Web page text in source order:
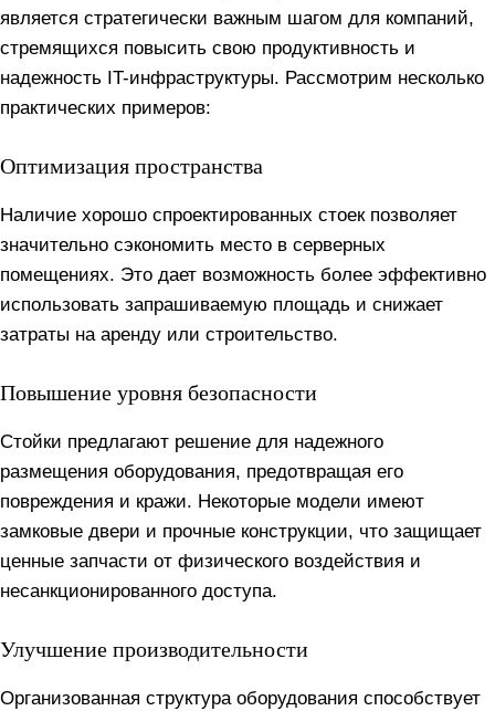
является стратегически важным шагом для компаний,
стремящихся повысить свою продуктивность и
надежность IT-инфраструктуры. Рассмотрим несколько
практических примеров:
Оптимизация пространства
Наличие хорошо спроектированных стоек позволяет
значительно сэкономить место в серверных
помещениях. Это дает возможность более эффективно
использовать запрашиваемую площадь и снижает
затраты на аренду или строительство.
Повышение уровня безопасности
Стойки предлагают решение для надежного
размещения оборудования, предотвращая его
повреждения и кражи. Некоторые модели имеют
замковые двери и прочные конструкции, что защищает
ценные запчасти от физического воздействия и
несанкционированного доступа.
Улучшение производительности
Организованная структура оборудования способствует